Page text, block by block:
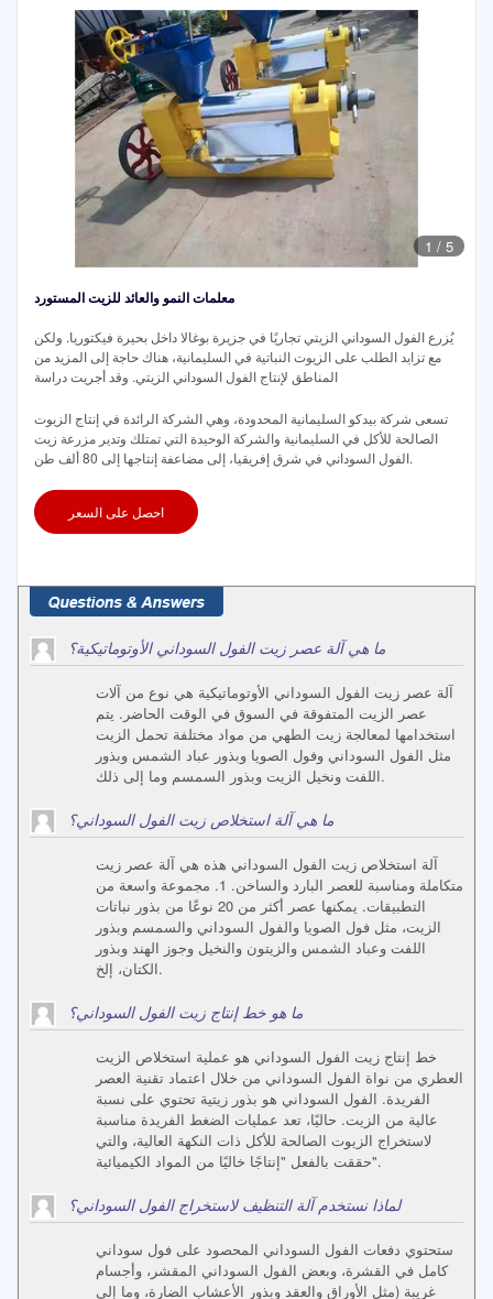
1 / 5
معلمات النمو والعائد للزيت المستورد
يُزرع الفول السوداني الزيتي تجاريًا في جزيرة بوغالا داخل بحيرة فيكتوريا. ولكن
مع تزايد الطلب على الزيوت النباتية في السليمانية، هناك حاجة إلى المزيد من
المناطق لإنتاج الفول السوداني الزيتي. وقد أجريت دراسة
تسعى شركة بيدكو السليمانية المحدودة، وهي الشركة الرائدة في إنتاج الزيوت
الصالحة للأكل في السليمانية والشركة الوحيدة التي تمتلك وتدير مزرعة زيت
الفول السوداني في شرق إفريقيا، إلى مضاعفة إنتاجها إلى 80 ألف طن.
احصل على السعر
ما هي آلة عصر زيت الفول السوداني الأوتوماتيكية؟
آلة عصر زيت الفول السوداني الأوتوماتيكية هي نوع من آلات
عصر الزيت المتفوقة في السوق في الوقت الحاضر. يتم
استخدامها لمعالجة زيت الطهي من مواد مختلفة تحمل الزيت
مثل الفول السوداني وفول الصويا وبذور عباد الشمس وبذور
اللفت ونخيل الزيت وبذور السمسم وما إلى ذلك.
ما هي آلة استخلاص زيت الفول السوداني؟
آلة استخلاص زيت الفول السوداني هذه هي آلة عصر زيت
متكاملة ومناسبة للعصر البارد والساخن. 1. مجموعة واسعة من
التطبيقات. يمكنها عصر أكثر من 20 نوعًا من بذور نباتات
الزيت، مثل فول الصويا والفول السوداني والسمسم وبذور
اللفت وعباد الشمس والزيتون والنخيل وجوز الهند وبذور
الكتان، إلخ.
ما هو خط إنتاج زيت الفول السوداني؟
خط إنتاج زيت الفول السوداني هو عملية استخلاص الزيت
العطري من نواة الفول السوداني من خلال اعتماد تقنية العصر
الفريدة. الفول السوداني هو بذور زيتية تحتوي على نسبة
عالية من الزيت. حاليًا، تعد عمليات الضغط الفريدة مناسبة
لاستخراج الزيوت الصالحة للأكل ذات النكهة العالية، والتي
حققت بالفعل "إنتاجًا خاليًا من المواد الكيميائية".
لماذا نستخدم آلة التنظيف لاستخراج الفول السوداني؟
ستحتوي دفعات الفول السوداني المحصود على فول سوداني
كامل في القشرة، وبعض الفول السوداني المقشر، وأجسام
غريبة (مثل الأوراق والعقد وبذور الأعشاب الضارة، وما إلى